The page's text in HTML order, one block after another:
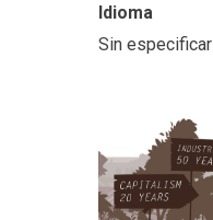
Idioma
Sin especificar